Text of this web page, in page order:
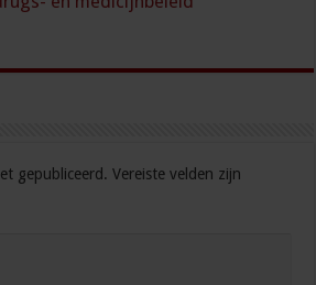
gepubliceerd. Vereiste velden zijn